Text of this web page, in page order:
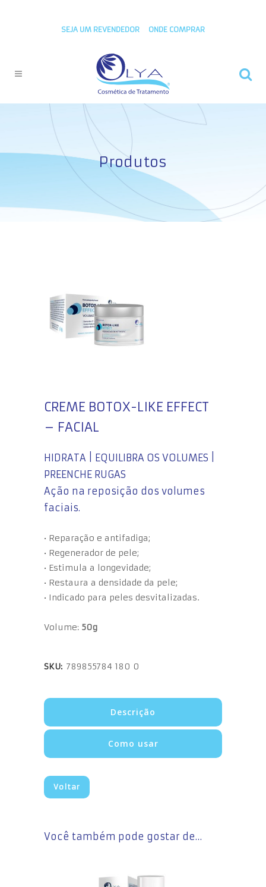
SEJA UM REVENDEDOR ONDE COMPRAR
Produtos
CREME BOTOX-LIKE EFFECT
– FACIAL
HIDRATA | EQUILIBRA OS VOLUMES |
PREENCHE RUGAS
Ação na reposição dos volumes
faciais.
• Reparação e antifadiga;
• Regenerador de pele;
• Estimula a longevidade;
• Restaura a densidade da pele;
• Indicado para peles desvitalizadas.
Volume: 50g
SKU: 789855784 180 0
Descrição
Como usar
Voltar
Você também pode gostar de…